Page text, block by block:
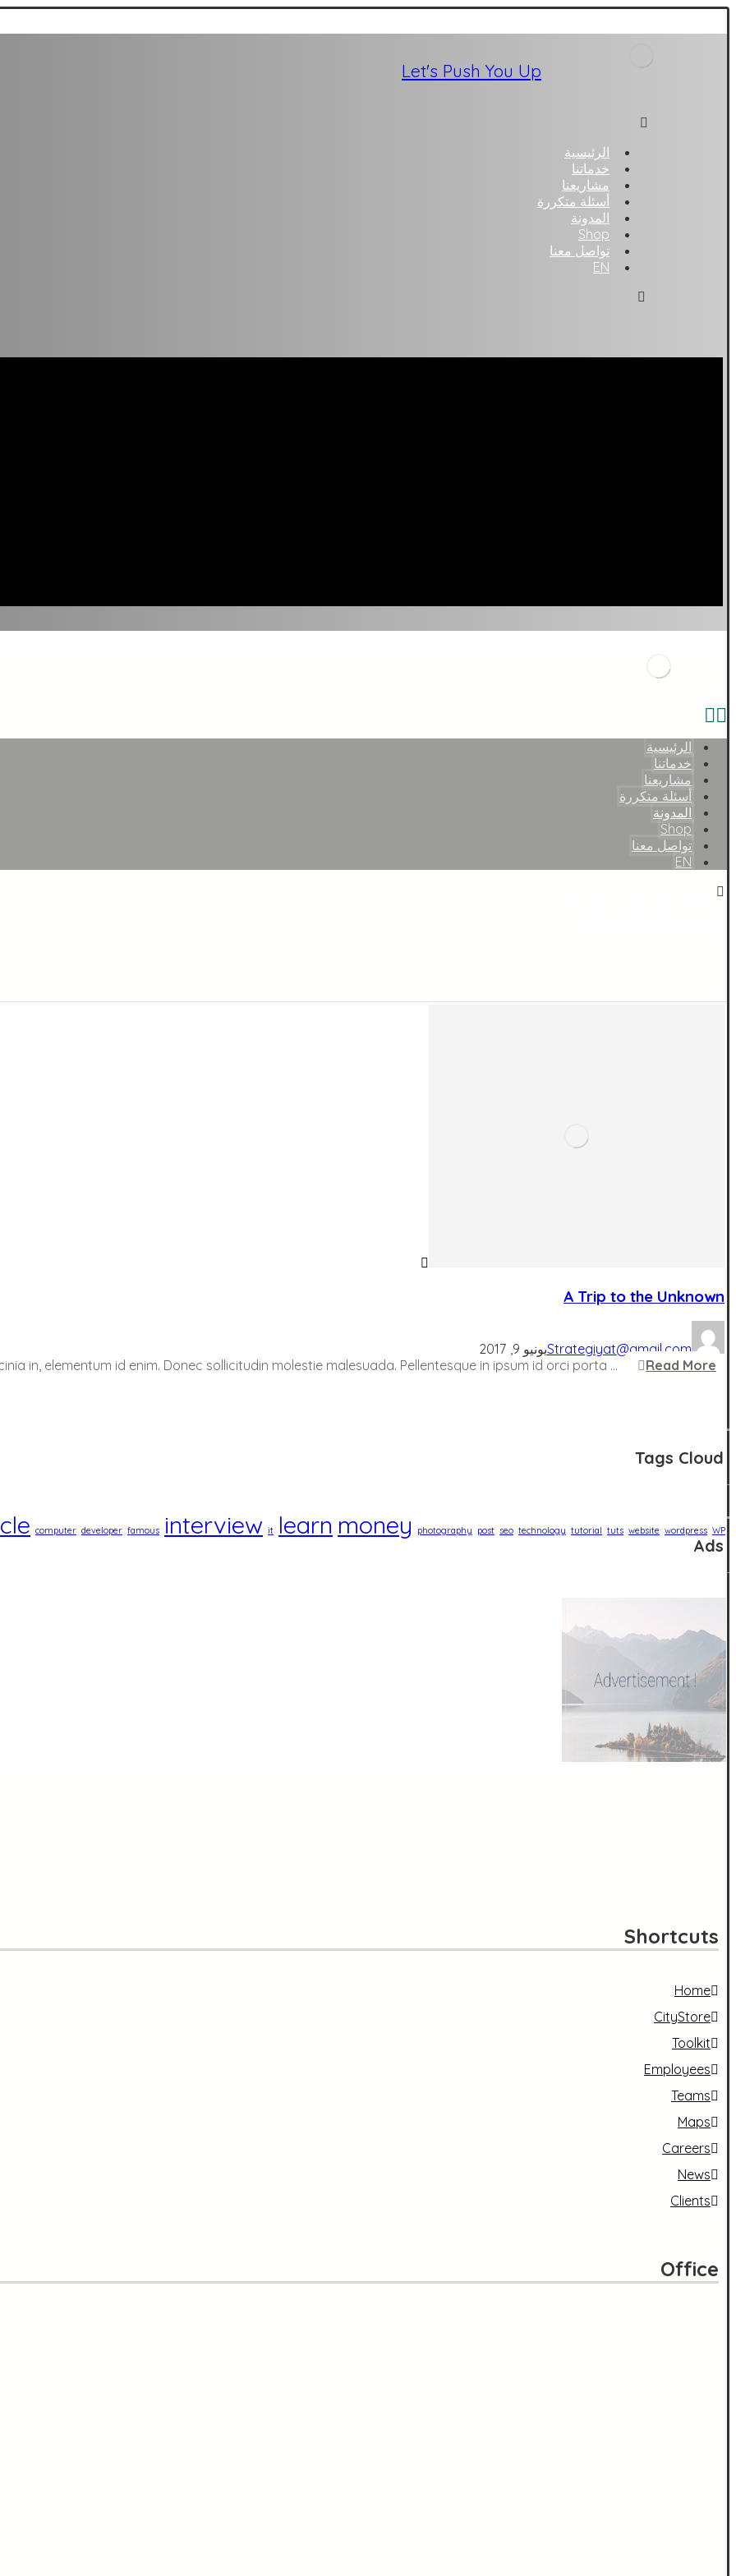
Let's Push You Up
الرئيسية
خدماتنا
مشاريعنا
أسئلة متكررة
المدونة
Shop
تواصل معنا
EN
الرئيسية
خدماتنا
مشاريعنا
أسئلة متكررة
المدونة
Shop
تواصل معنا
EN
A Trip to the Unknown
Strategiyat@gmail.comيونيو 9, 2017
in, elementum id enim. Donec sollicitudin molestie malesuada. Pellentesque in ipsum id orci porta ...
Read More
Tags Cloud
computer developer famous interview it learn money photography post seo technology tutorial tuts website wordpress WP
Ads
Shortcuts
Home
CityStore
Toolkit
Employees
Teams
Maps
Careers
News
Clients
Office